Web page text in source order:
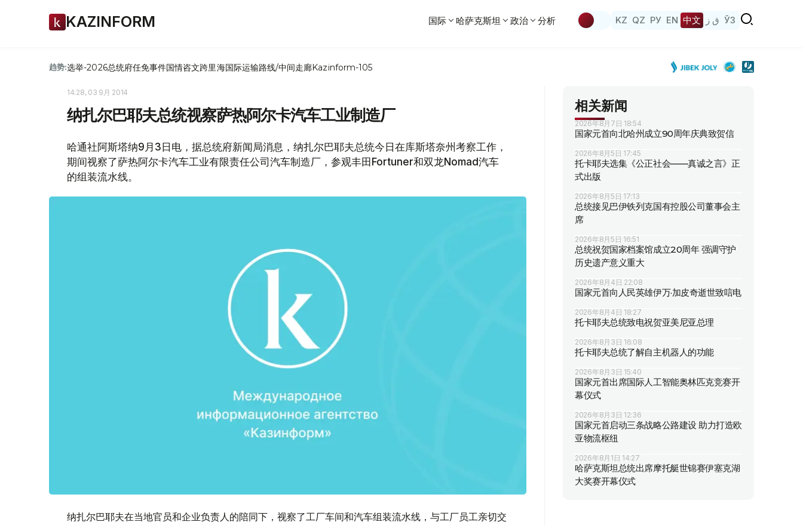
KAZINFORM 国际 哈萨克斯坦 政治 分析 KZ QZ РУ EN 中文 ق ز ЎЗ
趋势:选举-2026总统府任免事件国情咨文跨里海国际运输路线/中间走廊Kazinform-105
14:28, 03 9月 2014
纳扎尔巴耶夫总统视察萨热阿尔卡汽车工业制造厂
哈通社阿斯塔纳9月3日电，据总统府新闻局消息，纳扎尔巴耶夫总统今日在库斯塔奈州考察工作，
期间视察了萨热阿尔卡汽车工业有限责任公司汽车制造厂，参观丰田Fortuner和双龙Nomad汽车
的组装流水线。
纳扎尔巴耶夫在当地官员和企业负责人的陪同下，视察了工厂车间和汽车组装流水线，与工厂员工亲切交
相关新闻
2026年8月7日 18:54
国家元首向北哈州成立90周年庆典致贺信
2026年8月5日 17:45
托卡耶夫选集《公正社会——真诚之言》正
式出版
2026年8月5日 17:13
总统接见巴伊铁列克国有控股公司董事会主
席
2026年8月5日 16:51
总统祝贺国家档案馆成立20周年 强调守护
历史遗产意义重大
2026年8月4日 22:08
国家元首向人民英雄伊万·加皮奇逝世致唁电
2026年8月4日 18:27
托卡耶夫总统致电祝贺亚美尼亚总理
2026年8月3日 16:08
托卡耶夫总统了解自主机器人的功能
2026年8月3日 15:40
国家元首出席国际人工智能奥林匹克竞赛开
幕仪式
2026年8月3日 12:36
国家元首启动三条战略公路建设 助力打造欧
亚物流枢纽
2026年8月1日 14:27
哈萨克斯坦总统出席摩托艇世锦赛伊塞克湖
大奖赛开幕仪式